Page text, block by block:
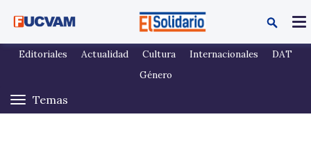
Editoriales Actualidad Cultura Internacionales
DAT
Género